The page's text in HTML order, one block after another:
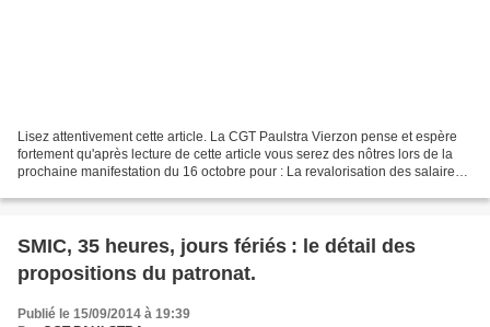
Lisez attentivement cette article. La CGT Paulstra Vierzon pense et espère
fortement qu'après lecture de cette article vous serez des nôtres lors de la
prochaine manifestation du 16 octobre pour : La revalorisation des salaires,
SMIC, 35 heures, jours fériés : le détail des
propositions du patronat.
Publié le 15/09/2014 à 19:39